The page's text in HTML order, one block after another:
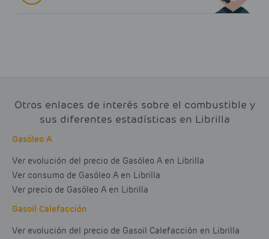
Otros enlaces de interés sobre el combustible y
sus diferentes estadísticas en Librilla
Gasóleo A
Ver evolución del precio de Gasóleo A en Librilla
Ver consumo de Gasóleo A en Librilla
Ver precio de Gasóleo A en Librilla
Gasoil Calefacción
Ver evolución del precio de Gasoil Calefacción en Librilla